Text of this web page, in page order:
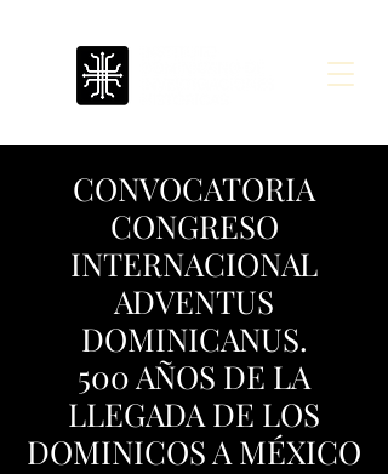
CONVOCATORIA
CONGRESO
INTERNACIONAL
ADVENTUS
DOMINICANUS.
500 AÑOS DE LA
LLEGADA DE LOS
DOMINICOS A MÉXICO